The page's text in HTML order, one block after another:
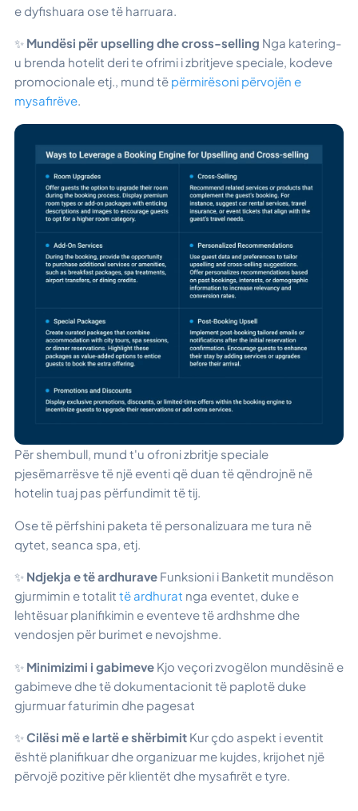
e dyfishuara ose të harruara.
✨ Mundësi për upselling dhe cross-selling Nga katering-
u brenda hotelit deri te ofrimi i zbritjeve speciale, kodeve
promocionale etj., mund të përmirësoni përvojën e
mysafirëve.
Për shembull, mund t'u ofroni zbritje speciale
pjesëmarrësve të një eventi që duan të qëndrojnë në
hotelin tuaj pas përfundimit të tij.
Ose të përfshini paketa të personalizuara me tura në
qytet, seanca spa, etj.
✨ Ndjekja e të ardhurave Funksioni i Banketit mundëson
gjurmimin e totalit të ardhurat nga eventet, duke e
lehtësuar planifikimin e eventeve të ardhshme dhe
vendosjen për burimet e nevojshme.
✨ Minimizimi i gabimeve Kjo veçori zvogëlon mundësinë e
gabimeve dhe të dokumentacionit të paplotë duke
gjurmuar faturimin dhe pagesat
✨Cilësi më e lartë e shërbimit Kur çdo aspekt i eventit
është planifikuar dhe organizuar me kujdes, krijohet një
përvojë pozitive për klientët dhe mysafirët e tyre.